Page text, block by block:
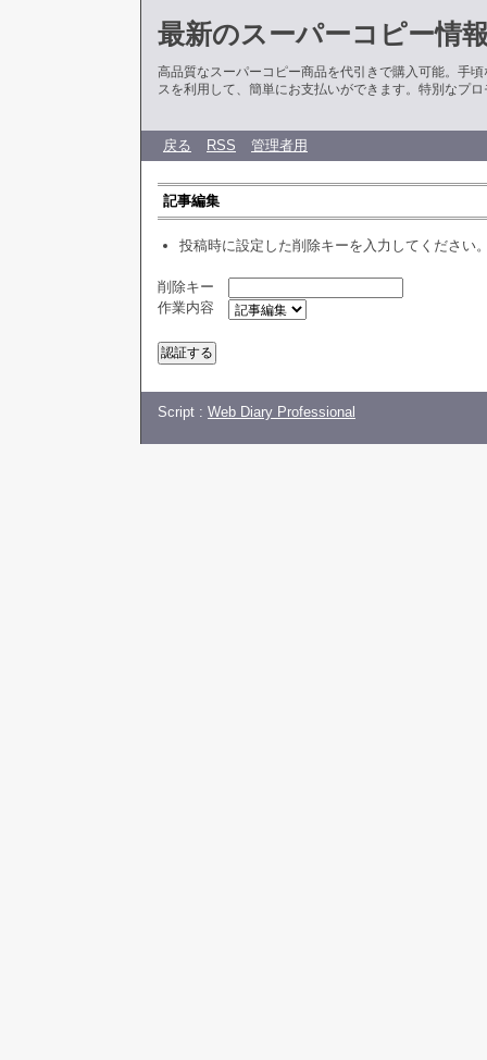
最新のスーパーコピー情
高品質なスーパーコピー商品を代引きで購入可能。手
スを利用して、簡単にお支払いができます。特別なプ
戻る RSS 管理者用
記事編集
投稿時に設定した削除キーを入力してください
削除キー
作業内容
Script : Web Diary Professional